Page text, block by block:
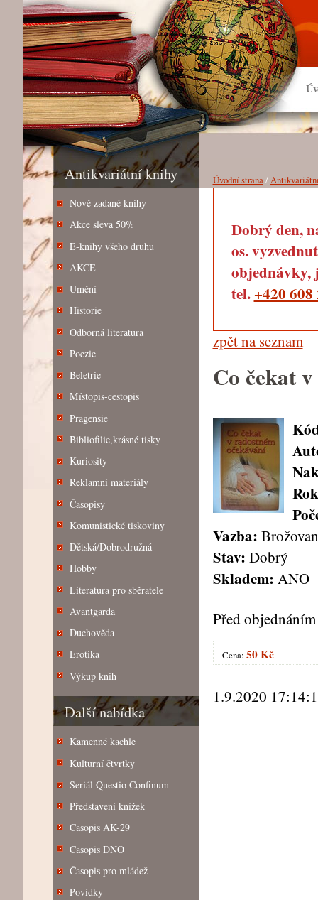
Antikvariátní knihy
Nově zadané knihy
Akce sleva 50%
E-knihy všeho druhu
AKCE
Umění
Historie
Odborná literatura
Poezie
Beletrie
Místopis-cestopis
Pragensie
Bibliofilie,krásné tisky
Kuriosity
Reklamní materiály
Časopisy
Komunistické tiskoviny
Dětská/Dobrodružná
Hobby
Literatura pro sběratele
Avantgarda
Duchověda
Erotika
Výkup knih
Další nabídka
Kamenné kachle
Kulturní čtvrtky
Seriál Questio Confinum
Představení knížek
Časopis AK-29
Časopis DNO
Časopis pro mládež
Povídky
Úvodní strana/
Dobrý den,
os.
objednávky,
tel. +420 608
zpět na seznam
Co čekat
Vazba:
Stav: Dobrý
Skladem: ANO
Před
Cena:50 Kč
1.9.2020